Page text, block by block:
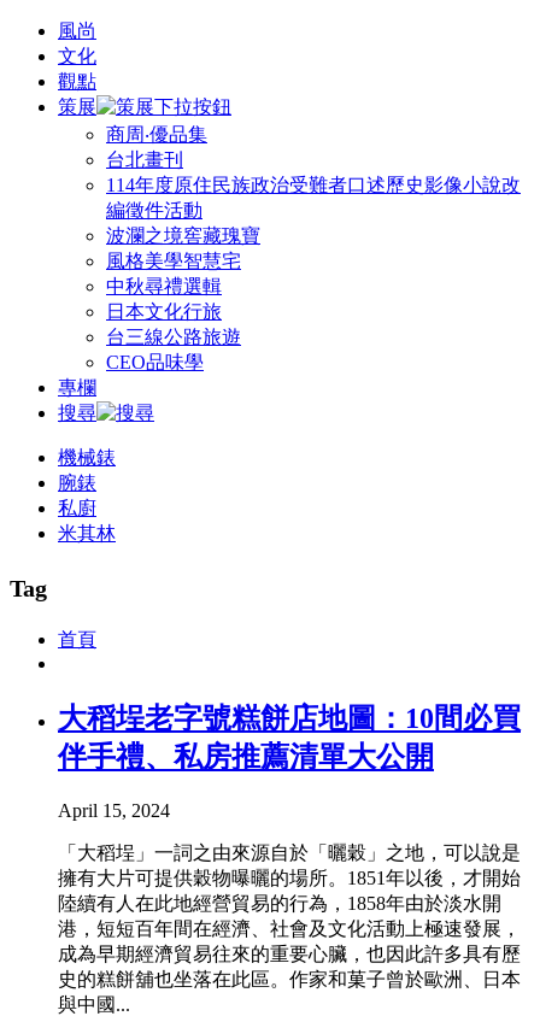
風尚
文化
觀點
策展
商周‧優品集
台北畫刊
114年度原住民族政治受難者口述歷史影像小說改
編徵件活動
波瀾之境窖藏瑰寶
風格美學智慧宅
中秋尋禮選輯
日本文化行旅
台三線公路旅遊
CEO品味學
專欄
搜尋
機械錶
腕錶
私廚
米其林
Tag
首頁
大稻埕老字號糕餅店地圖：10間必買
伴手禮、私房推薦清單大公開
April 15, 2024
「大稻埕」一詞之由來源自於「曬穀」之地，可以說是
擁有大片可提供穀物曝曬的場所。1851年以後，才開始
陸續有人在此地經營貿易的行為，1858年由於淡水開
港，短短百年間在經濟、社會及文化活動上極速發展，
成為早期經濟貿易往來的重要心臟，也因此許多具有歷
史的糕餅舖也坐落在此區。作家和菓子曾於歐洲、日本
與中國...